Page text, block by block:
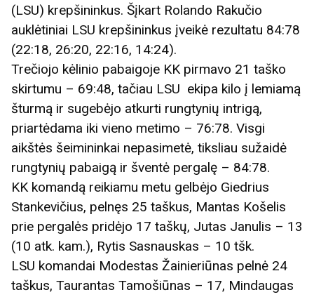
(LSU) krepšininkus. Šįkart Rolando Rakučio
auklėtiniai LSU krepšininkus įveikė rezultatu 84:78
(22:18, 26:20, 22:16, 14:24).
Trečiojo kėlinio pabaigoje KK pirmavo 21 taško
skirtumu – 69:48, tačiau LSU ekipa kilo į lemiamą
šturmą ir sugebėjo atkurti rungtynių intrigą,
priartėdama iki vieno metimo – 76:78. Visgi
aikštės šeimininkai nepasimetė, tiksliau sužaidė
rungtynių pabaigą ir šventė pergalę – 84:78.
KK komandą reikiamu metu gelbėjo Giedrius
Stankevičius, pelnęs 25 taškus, Mantas Košelis
prie pergalės pridėjo 17 taškų, Jutas Janulis – 13
(10 atk. kam.), Rytis Sasnauskas – 10 tšk.
LSU komandai Modestas Žainieriūnas pelnė 24
taškus, Taurantas Tamošiūnas – 17, Mindaugas